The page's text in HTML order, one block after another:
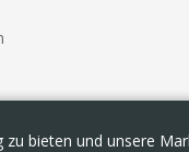
bieten und unsere